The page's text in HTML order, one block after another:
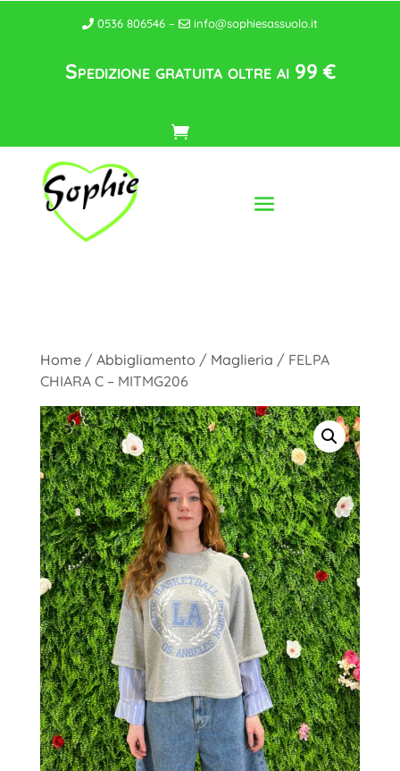
0536 806546 – info@sophiesassuolo.it
Spedizione gratuita oltre ai 99 €
Home/ Abbigliamento / Maglieria / FELPA
CHIARA C – MITMG206